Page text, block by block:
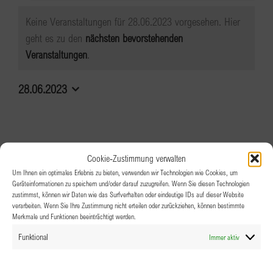
Cookie-Zustimmung verwalten
Um Ihnen ein optimales Erlebnis zu bieten, verwenden wir Technologien wie Cookies, um
Geräteinformationen zu speichern und/oder darauf zuzugreifen. Wenn Sie diesen Technologien
zustimmst, können wir Daten wie das Surfverhalten oder eindeutige IDs auf dieser Website
verarbeiten. Wenn Sie Ihre Zustimmung nicht erteilen oder zurückziehen, können bestimmte
Merkmale und Funktionen beeinträchtigt werden.
Funktional Immer aktiv
Veranstaltungen
für
Hinweis
Keine Veranstaltungen für 28.06.2023 vorgesehen. Hier
geht es zu den nächsten bevorstehenden
Veranstaltungen.
28.06.2023